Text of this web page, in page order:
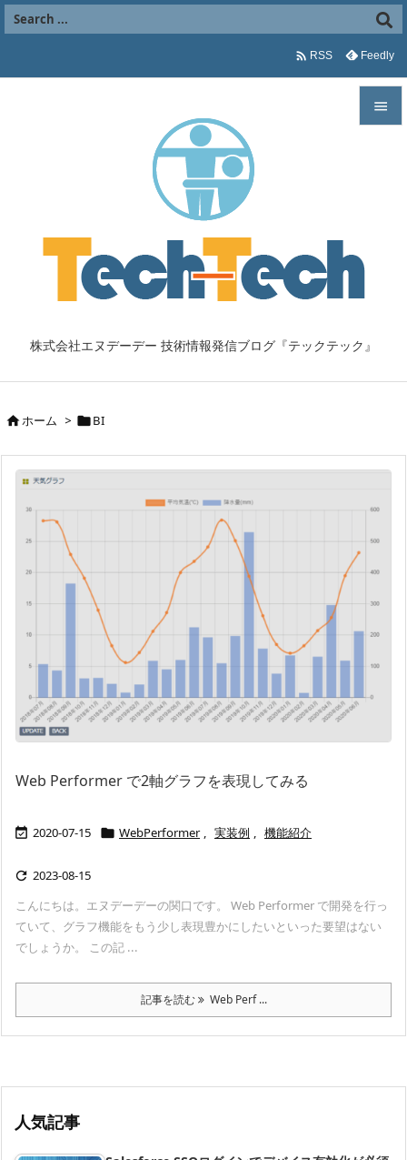
株式会社エヌデーデー 技術情報発信ブログ『テックテック』

 RSS Feedly
ホーム > BI
Web Performer で2軸グラフを表現してみる
 2020-07-15  WebPerformer , 実装例 , 機能紹介
 2023-08-15
こんにちは。エヌデーデーの関口です。 Web Performer で開発を行っ
ていて、グラフ機能をもう少し表現豊かにしたいといった要望はない
でしょうか。 この記 ...
記事を読む Web Perf ...
人気記事